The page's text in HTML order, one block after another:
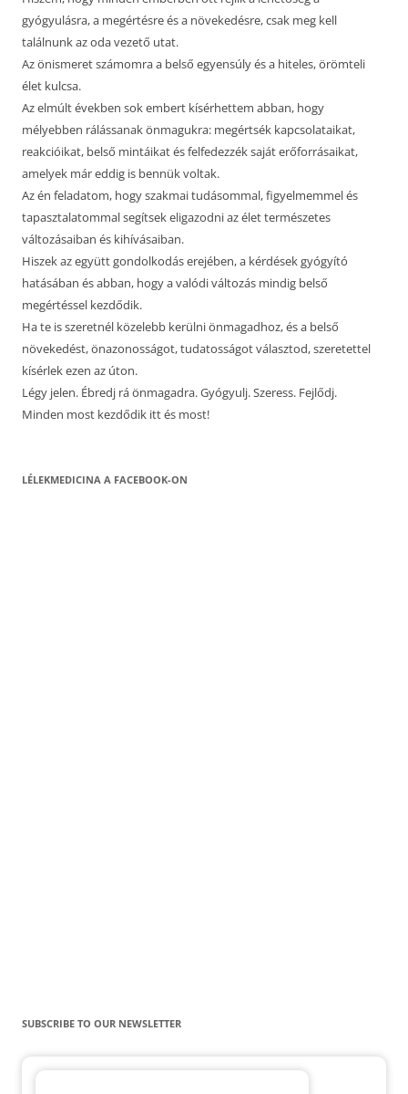
gyógyulásra, a megértésre és a növekedésre, csak meg kell
találnunk az oda vezető utat.
Az önismeret számomra a belső egyensúly és a hiteles, örömteli
élet kulcsa.
Az elmúlt években sok embert kísérhettem abban, hogy
mélyebben rálássanak önmagukra: megértsék kapcsolataikat,
reakcióikat, belső mintáikat és felfedezzék saját erőforrásaikat,
amelyek már eddig is bennük voltak.
Az én feladatom, hogy szakmai tudásommal, figyelmemmel és
tapasztalatommal segítsek eligazodni az élet természetes
változásaiban és kihívásaiban.
Hiszek az együtt gondolkodás erejében, a kérdések gyógyító
hatásában és abban, hogy a valódi változás mindig belső
megértéssel kezdődik.
Ha te is szeretnél közelebb kerülni önmagadhoz, és a belső
növekedést, önazonosságot, tudatosságot választod, szeretettel
kísérlek ezen az úton.
Légy jelen. Ébredj rá önmagadra. Gyógyulj. Szeress. Fejlődj.
Minden most kezdődik itt és most!
LÉLEKMEDICINA A FACEBOOK-ON
SUBSCRIBE TO OUR NEWSLETTER